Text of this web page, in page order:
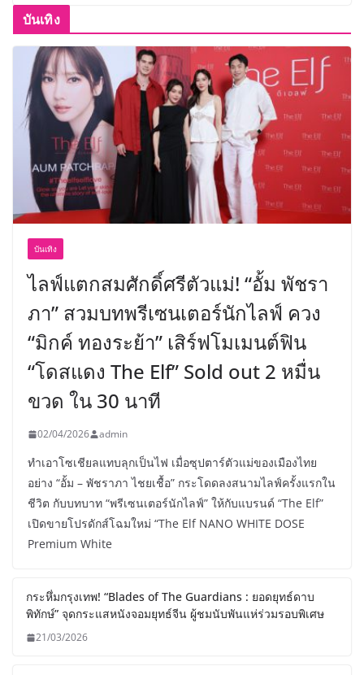
บันเทิง
บันเทิง
ไลฟ์แตกสมศักดิ์ศรีตัวแม่! “อั้ม พัชรา
ภา” สวมบทพรีเซนเตอร์นักไลฟ์ ควง
“มิกค์ ทองระย้า” เสิร์ฟโมเมนต์ฟิน
“โดสแดง The Elf” Sold out 2 หมื่น
ขวด ใน 30 นาที
02/04/2026 admin
ทำเอาโซเชียลแทบลุกเป็นไฟ เมื่อซุปตาร์ตัวแม่ของเมืองไทย
อย่าง “อั้ม – พัชราภา ไชยเชื้อ” กระโดดลงสนามไลฟ์ครั้งแรกใน
ชีวิต กับบทบาท “พรีเซนเตอร์นักไลฟ์” ให้กับแบรนด์ “The Elf”
เปิดขายโปรดักส์โฉมใหม่ “The Elf NANO WHITE DOSE
Premium White
กระหึ่มกรุงเทพ! “Blades of The Guardians : ยอดยุทธ์ดาบ
พิทักษ์” จุดกระแสหนังจอมยุทธ์จีน ผู้ชมนับพันแห่ร่วมรอบพิเศษ
21/03/2026